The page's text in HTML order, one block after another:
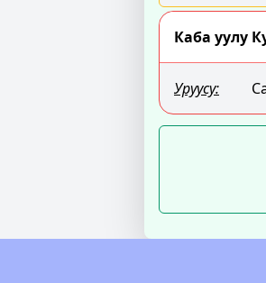
Каба уулу
Уруусу: